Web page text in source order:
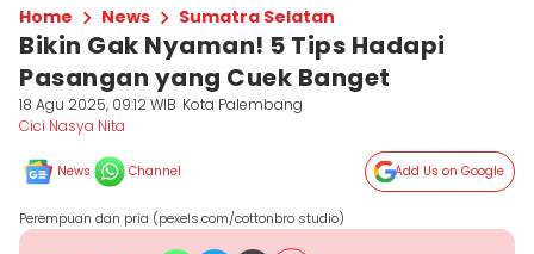
Home News Sumatra Selatan
Bikin Gak Nyaman! 5 Tips Hadapi
Pasangan yang Cuek Banget
18 Agu 2025, 09:12 WIB Kota Palembang
Cici Nasya Nita
News Channel Add Us on Google
Perempuan dan pria (pexels.com/cottonbro studio)